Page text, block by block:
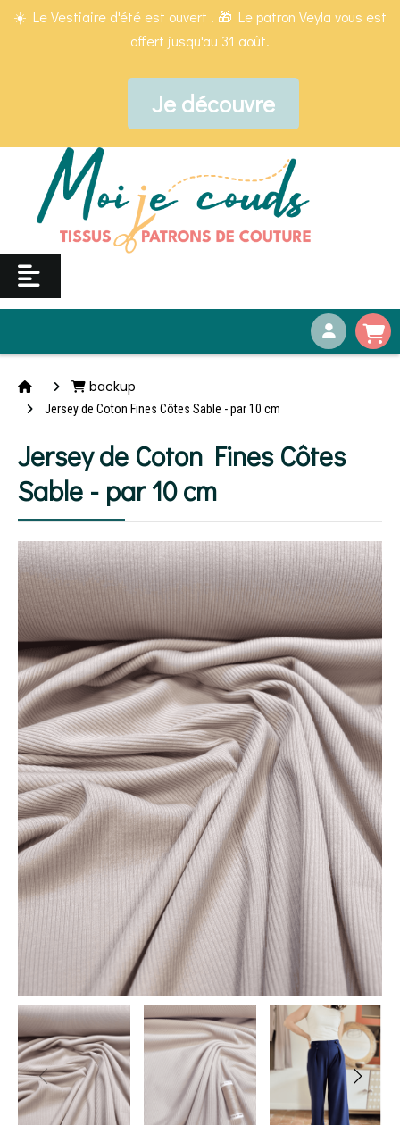
☀️ Le Vestiaire d'été est ouvert ! 🎁 Le patron Veyla vous est
offert jusqu'au 31 août.
Je découvre
backup
Jersey de Coton Fines Côtes Sable - par 10 cm
Jersey de Coton Fines Côtes
Sable - par 10 cm